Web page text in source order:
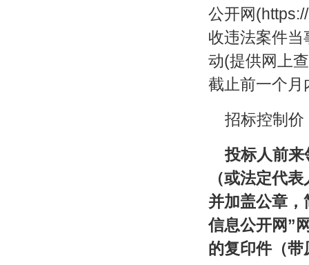
公开网
收违法案件
动(提供网上
截止前一个月
招标控制
投标人前来
（或法定代
并加盖公章，
信息公开网”
的复印件（带